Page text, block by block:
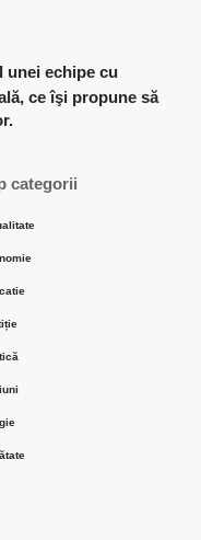
ce îşi propune să
categorii